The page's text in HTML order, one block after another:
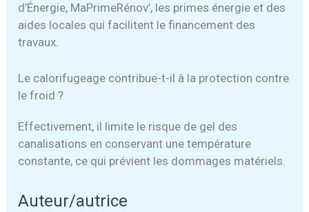
d’Énergie, MaPrimeRénov’, les primes énergie et des
aides locales qui facilitent le financement des
travaux.
Le calorifugeage contribue-t-il à la protection contre
le froid ?
Effectivement, il limite le risque de gel des
canalisations en conservant une température
constante, ce qui prévient les dommages matériels.
Auteur/autrice